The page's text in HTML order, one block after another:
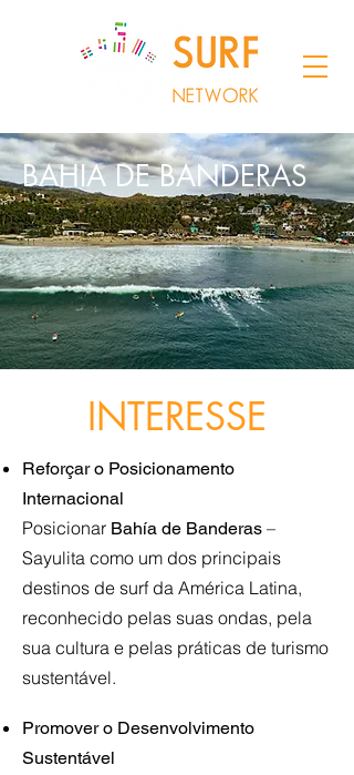
BAHIA DE BANDERAS
INTERESSE
Reforçar o Posicionamento
Internacional
Posicionar Bahía de Banderas –
Sayulita como um dos principais
destinos de surf da América Latina,
reconhecido pelas suas ondas, pela
sua cultura e pelas práticas de turismo
sustentável.
Promover o Desenvolvimento
Sustentável